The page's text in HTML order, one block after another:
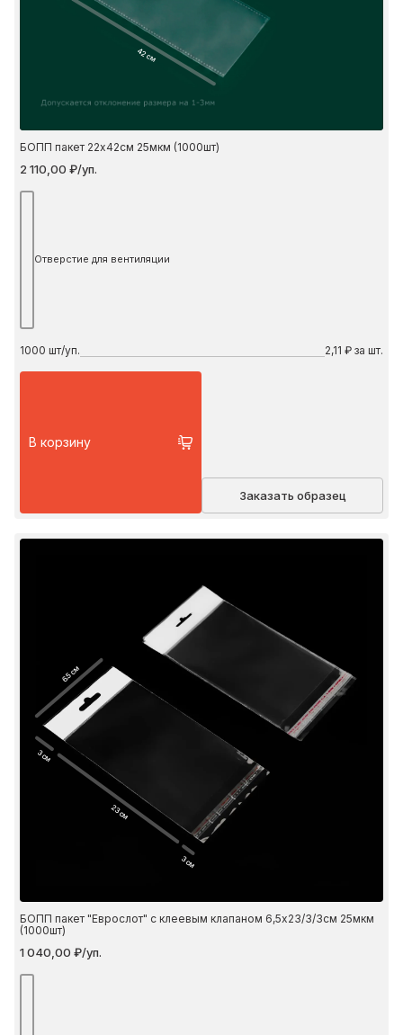
42 см
БОПП пакет 22х42см 25мкм (1000шт)
2 110,00 ₽/уп.
Отверстие для вентиляции
1000 шт/уп. 2,11 ₽ за шт.
В корзину
Заказать образец
6.5 см
23 см
3 см
3 см
БОПП пакет "Еврослот" с клеевым клапаном 6,5х23/3/3см 25мкм
(1000шт)
1 040,00 ₽/уп.